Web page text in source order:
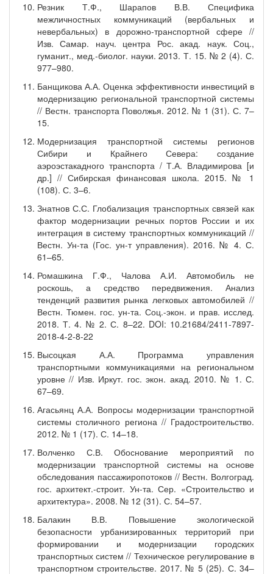
Резник Т.Ф., Шарапов В.В. Специфика
межличностных коммуникаций (вербальных и
невербальных) в дорожно-транспортной сфере //
Изв. Самар. науч. центра Рос. акад. наук. Соц.,
гуманит., мед.-биолог. науки. 2013. Т. 15. № 2 (4). С.
977–980.
Банщикова А.А. Оценка эффективности инвестиций в
модернизацию региональной транспортной системы
// Вестн. транспорта Поволжья. 2012. № 1 (31). С. 7–
15.
Модернизация транспортной системы регионов
Сибири и Крайнего Севера: создание
аэроэстакадного транспорта / Т.А. Владимирова [и
др.] // Сибирская финансовая школа. 2015. № 1
(108). С. 3–6.
Знатнов С.С. Глобализация транспортных связей как
фактор модернизации речных портов России и их
интеграция в систему транспортных коммуникаций //
Вестн. Ун-та (Гос. ун-т управления). 2016. № 4. С.
61–65.
Ромашкина Г.Ф., Чалова А.И. Автомобиль не
роскошь, а средство передвижения. Анализ
тенденций развития рынка легковых автомобилей //
Вестн. Тюмен. гос. ун-та. Соц.-экон. и прав. исслед.
2018. Т. 4. № 2. С. 8–22. DOI: 10.21684/2411-7897-
2018-4-2-8-22
Высоцкая А.А. Программа управления
транспортными коммуникациями на региональном
уровне // Изв. Иркут. гос. экон. акад. 2010. № 1. С.
67–69.
Агасьянц А.А. Вопросы модернизации транспортной
системы столичного региона // Градостроительство.
2012. № 1 (17). С. 14–18.
Волченко С.В. Обоснование мероприятий по
модернизации транспортной системы на основе
обследования пассажиропотоков // Вестн. Волгоград.
гос. архитект.-строит. Ун-та. Сер. «Строительство и
архитектура». 2008. № 12 (31). С. 54–57.
Балакин В.В. Повышение экологической
безопасности урбанизированных территорий при
формировании и модернизации городских
транспортных систем // Техническое регулирование в
транспортном строительстве. 2017. № 5 (25). С. 34–